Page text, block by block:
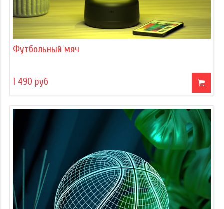
Футбольный мяч
1 490 руб